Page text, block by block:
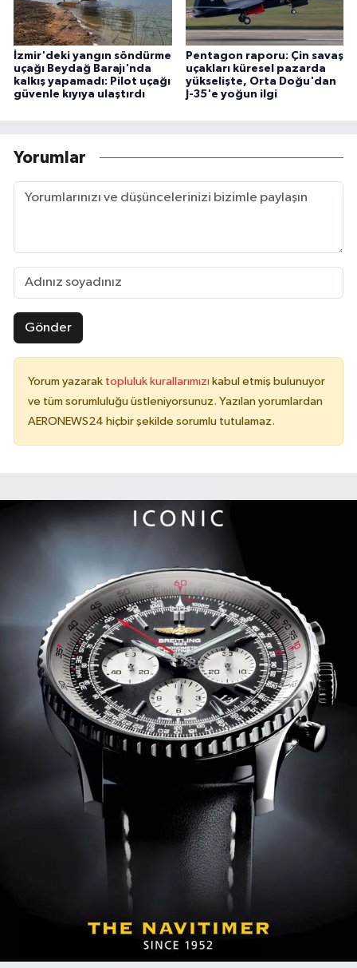
İzmir'deki yangın söndürme
uçağı Beydağ Barajı'nda
kalkış yapamadı: Pilot uçağı
güvenle kıyıya ulaştırdı
Pentagon raporu: Çin savaş
uçakları küresel pazarda
yükselişte, Orta Doğu'dan
J-35'e yoğun ilgi
Yorumlar
Gönder
Yorum yazarak topluluk kurallarımızı kabul etmiş bulunuyor
ve tüm sorumluluğu üstleniyorsunuz. Yazılan yorumlardan
AERONEWS24 hiçbir şekilde sorumlu tutulamaz.